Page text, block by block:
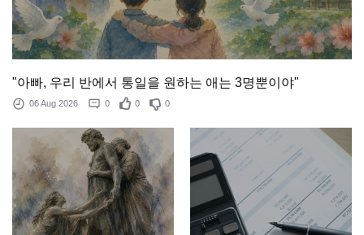
"아빠, 우리 반에서 통일을 원하는 애는 3명뿐이야"
06 Aug 2026 0 0 0